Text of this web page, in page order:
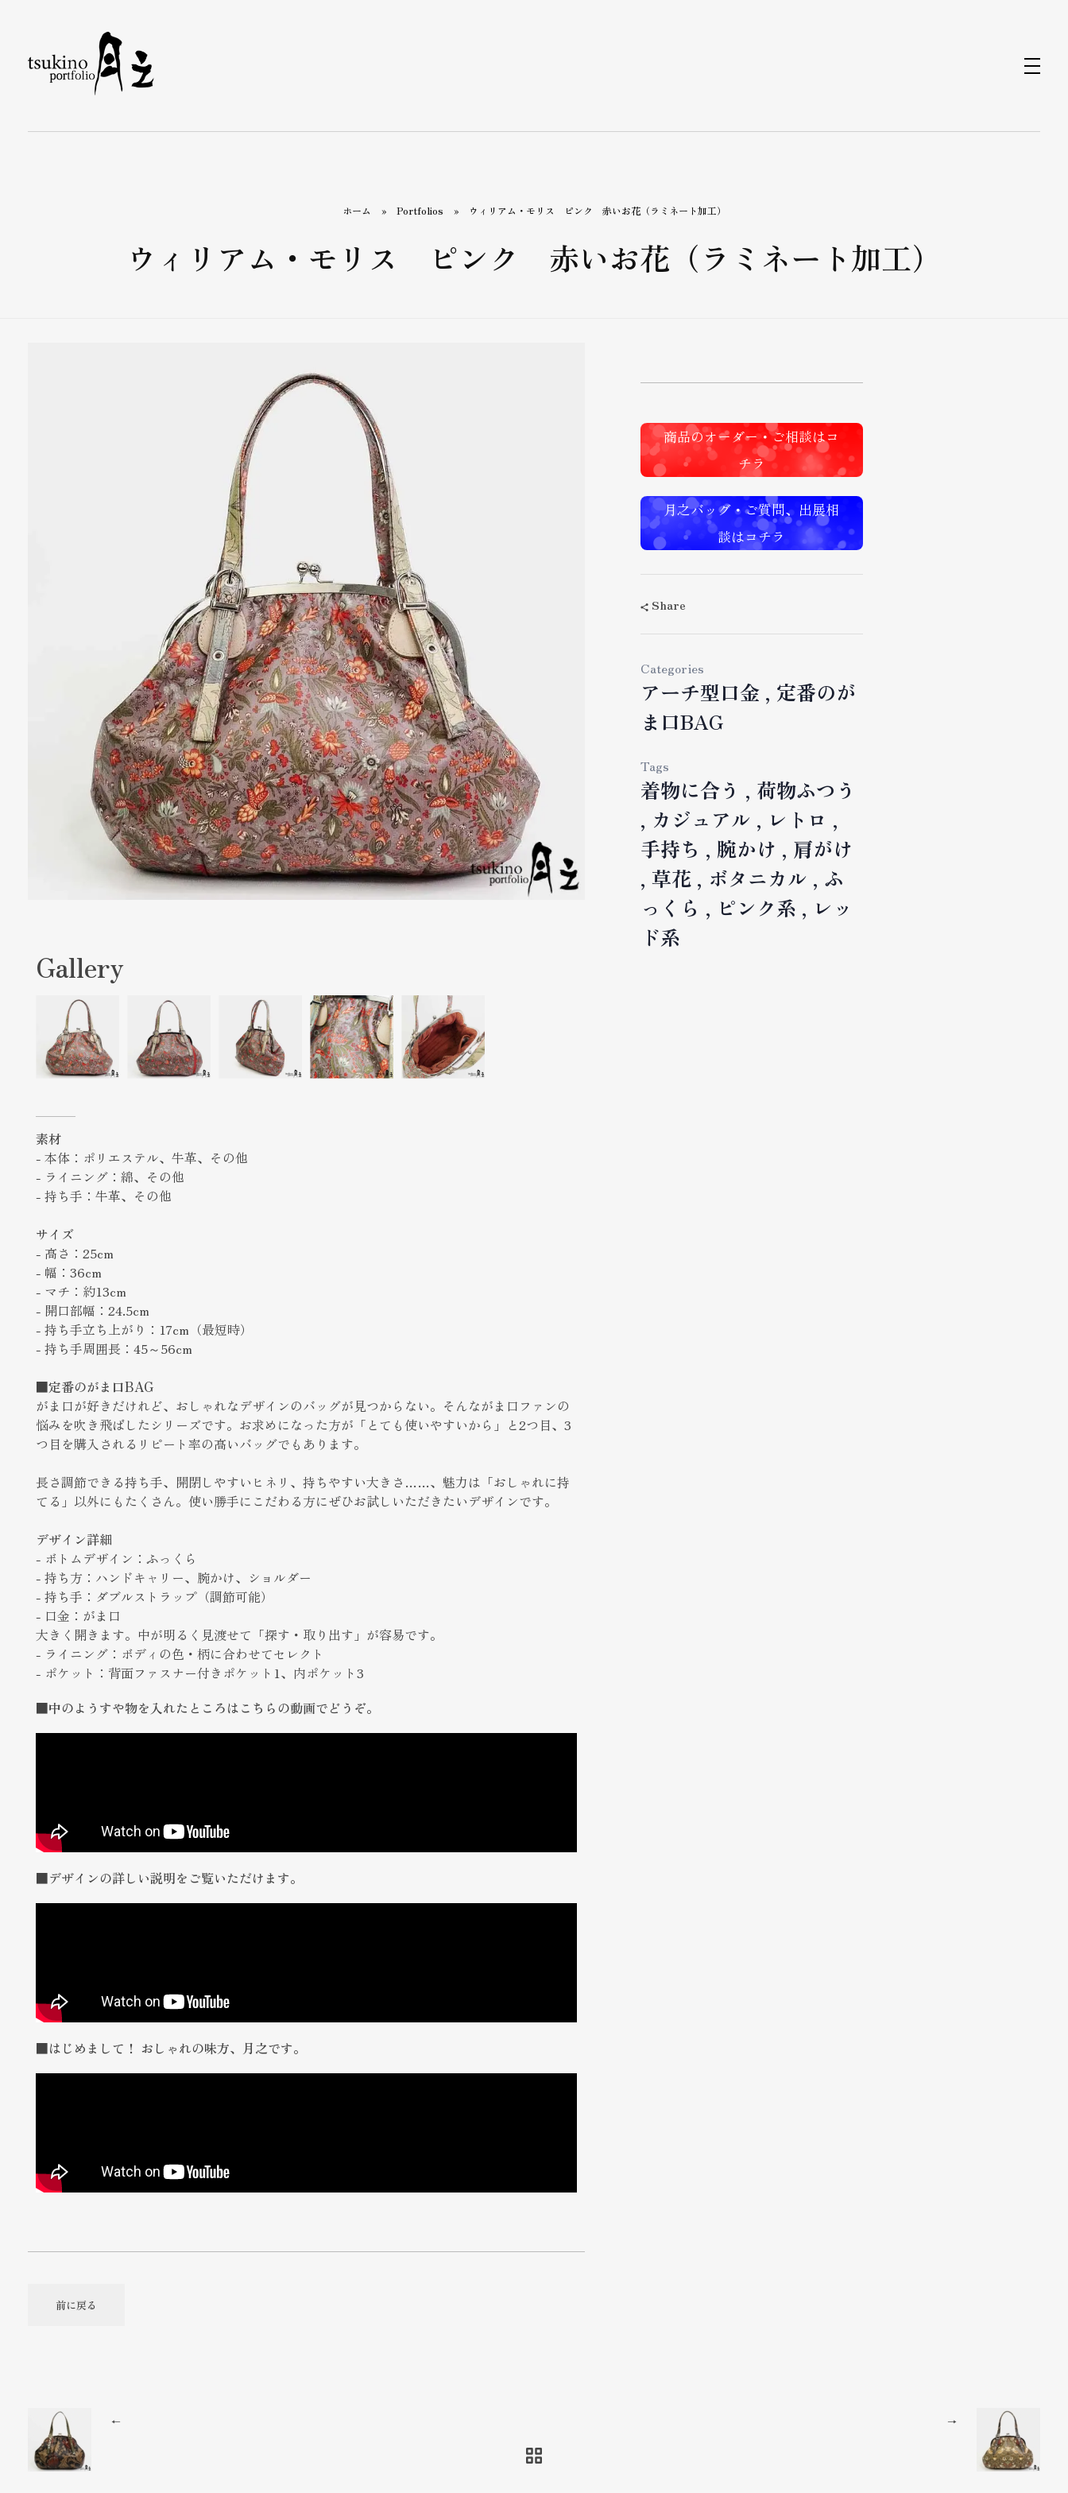
ホーム » Portfolios » ウィリアム・モリス ピンク 赤いお花（ラミネート加工）
ウィリアム・モリス ピンク 赤いお花（ラミネート加工）
Gallery
素材
- 本体：ポリエステル、牛革、その他
- ライニング：綿、その他
- 持ち手：牛革、その他
サイズ
- 高さ：25cm
- 幅：36cm
- マチ：約13cm
- 開口部幅：24.5cm
- 持ち手立ち上がり：17cm（最短時）
- 持ち手周囲長：45～56cm
■定番のがま口BAG
がま口が好きだけれど、おしゃれなデザインのバッグが見つからない。そんながま口ファンの
悩みを吹き飛ばしたシリーズです。お求めになった方が「とても使いやすいから」と2つ目、3
つ目を購入されるリピート率の高いバッグでもあります。
長さ調節できる持ち手、開閉しやすいヒネリ、持ちやすい大きさ……、魅力は「おしゃれに持
てる」以外にもたくさん。使い勝手にこだわる方にぜひお試しいただきたいデザインです。
デザイン詳細
- ボトムデザイン：ふっくら
- 持ち方：ハンドキャリー、腕かけ、ショルダー
- 持ち手：ダブルストラップ（調節可能）
- 口金：がま口
大きく開きます。中が明るく見渡せて「探す・取り出す」が容易です。
- ライニング：ボディの色・柄に合わせてセレクト
- ポケット：背面ファスナー付きポケット1、内ポケット3
■中のようすや物を入れたところはこちらの動画でどうぞ。
■デザインの詳しい説明をご覧いただけます。
■はじめまして！ おしゃれの味方、月之です。
商品のオーダー・ご相談はコ
チラ
月之バッグ・ご質問、出展相
談はコチラ
Share
Categories
アーチ型口金
定番のが
ま口BAG
Tags
着物に合う
荷物ふつう
カジュアル
レトロ
手持ち
腕かけ
肩がけ
草花
ボタニカル
ふ
っくら
ピンク系
レッ
ド系